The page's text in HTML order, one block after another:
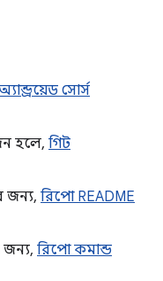
সোর্স
হলে, গিট
জন্য, রিপো README
জন্য, রিপো কমান্ড